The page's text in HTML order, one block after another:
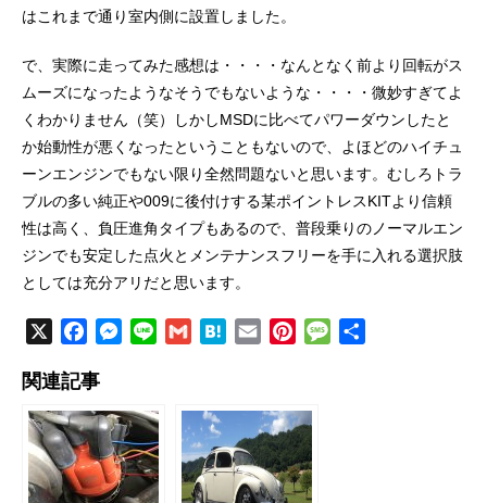
はこれまで通り室内側に設置しました。
で、実際に走ってみた感想は・・・・なんとなく前より回転がス
ムーズになったようなそうでもないような・・・・微妙すぎてよ
くわかりません（笑）しかしMSDに比べてパワーダウンしたと
か始動性が悪くなったということもないので、よほどのハイチュ
ーンエンジンでもない限り全然問題ないと思います。むしろトラ
ブルの多い純正や009に後付けする某ポイントレスKITより信頼
性は高く、負圧進角タイプもあるので、普段乗りのノーマルエン
ジンでも安定した点火とメンテナンスフリーを手に入れる選択肢
としては充分アリだと思います。
c
e
b
o
o
M
s
e
n
g
e
i
l
H
e
a
i
l
P
t
e
r
e
M
関連記事